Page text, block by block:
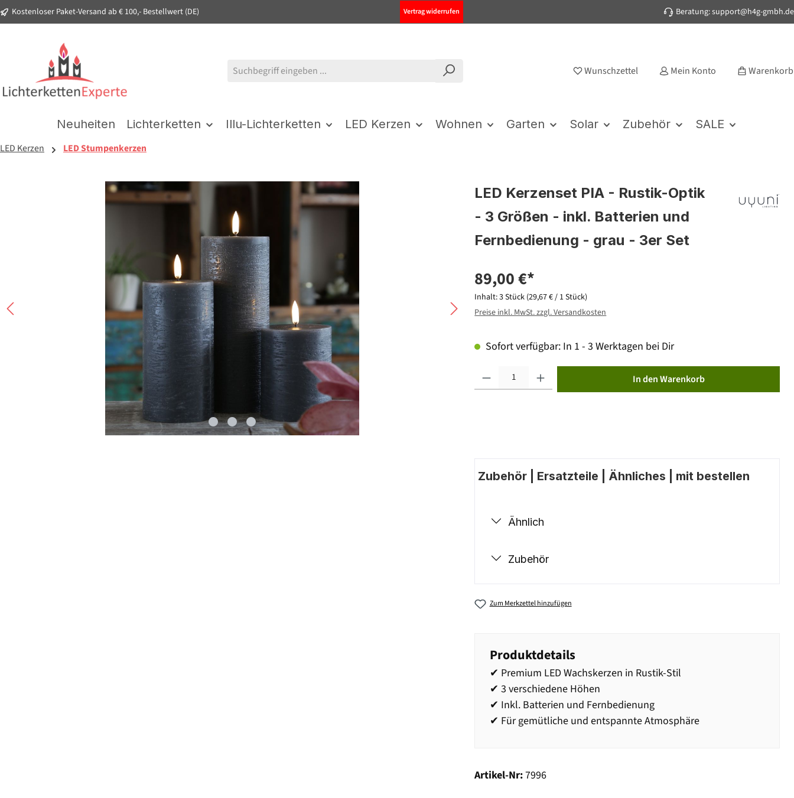
Zur Hauptnavigation springen
Kostenloser Paket-Versand ab € 100,- Bestellwert (DE) Vertrag widerrufen Beratung: support@h4g-gmbh.de
Wunschzettel Mein Konto Warenkorb
Neuheiten Lichterketten Illu-Lichterketten LED Kerzen Wohnen Garten Solar Zubehör SALE
LED Kerzen LED Stumpenkerzen
Bildergalerie überspringen
LED Kerzenset PIA - Rustik-Optik
- 3 Größen - inkl. Batterien und
Fernbedienung - grau - 3er Set
89,00 €*
Inhalt:3 Stück (29,67 € / 1 Stück)
Preise inkl. MwSt. zzgl. Versandkosten
Sofort verfügbar: In 1 - 3 Werktagen bei Dir
In den Warenkorb
Zubehör | Ersatzteile | Ähnliches | mit bestellen
Ähnlich
Zubehör
Zum Merkzettel hinzufügen
Produktdetails
✔ Premium LED Wachskerzen in Rustik-Stil
✔ 3 verschiedene Höhen
✔ Inkl. Batterien und Fernbedienung
✔ Für gemütliche und entspannte Atmosphäre
Artikel-Nr:7996